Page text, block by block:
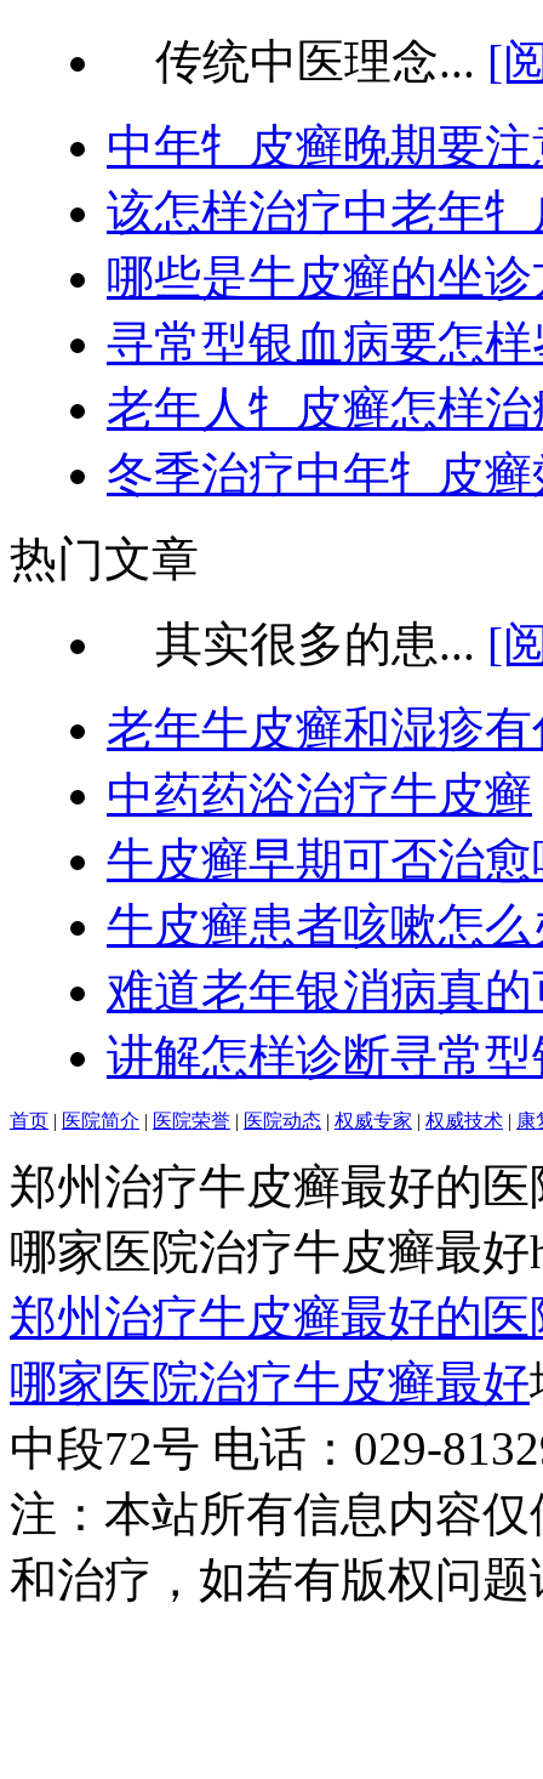
传统中医理念... [
中年牜皮癣晚期要
该怎样治疗中老年
哪些是牛皮癣的坐
寻常型银血病要怎
老年人牜皮癣怎样
冬季治疗中年牜皮
热门文章
其实很多的患... [
老年牛皮癣和湿疹
中药药浴治疗牛皮癣
牛皮癣早期可否治愈
牛皮癣患者咳嗽怎么
难道老年银消病真
讲解怎样诊断寻常
首页 | 医院简介 | 医院荣誉 | 医院动态 | 权威专家 | 权威技术 | 康
郑州治疗牛皮癣最好的
哪家医院治疗牛皮癣最好
郑州治疗牛皮癣最好的
哪家医院治疗牛皮癣最好
中段72号 电话：029-
注：本站所有信息内容
和治疗，如若有版权问